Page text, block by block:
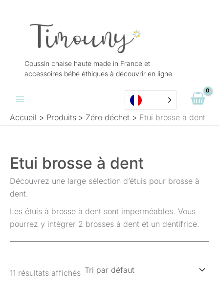
Coussin chaise haute made in France et
accessoires bébé éthiques à découvrir en ligne
Accueil Produits Zéro déchet Etui brosse à dent
Etui brosse à dent
Découvrez une large sélection d’étuis pour brosse à
dent.
Les étuis à brosse à dent sont imperméables. Vous
pourrez y intégrer 2 brosses à dent et un dentifrice.
11 résultats affichés